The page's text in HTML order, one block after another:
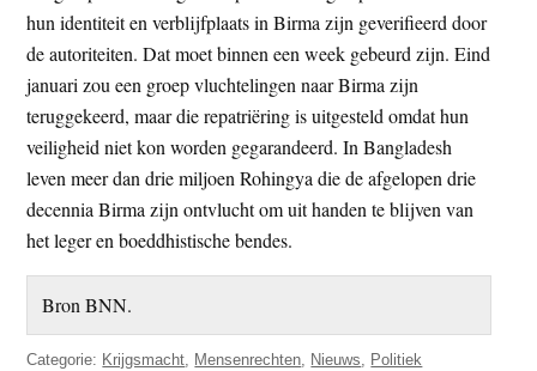
hun identiteit en verblijfplaats in Birma zijn geverifieerd door
de autoriteiten. Dat moet binnen een week gebeurd zijn. Eind
januari zou een groep vluchtelingen naar Birma zijn
teruggekeerd, maar die repatriëring is uitgesteld omdat hun
veiligheid niet kon worden gegarandeerd. In Bangladesh
leven meer dan drie miljoen Rohingya die de afgelopen drie
decennia Birma zijn ontvlucht om uit handen te blijven van
het leger en boeddhistische bendes.
Bron BNN.
Categorie: Krijgsmacht, Mensenrechten, Nieuws, Politiek